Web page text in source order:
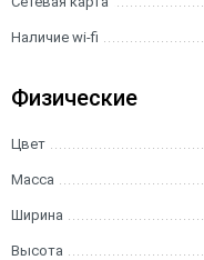
Наличие wi-fi
Физические
Цвет
Масса
Ширина
Высота